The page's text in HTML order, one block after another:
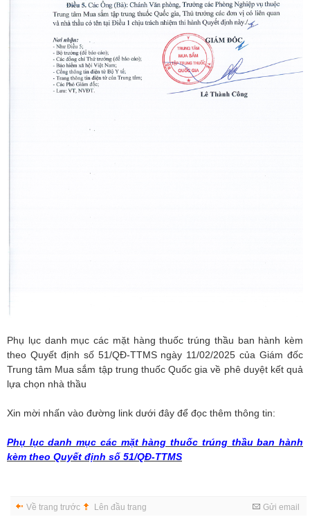
Phụ lục danh mục các mặt hàng thuốc trúng thầu ban hành kèm
theo Quyết định số 51/QĐ-TTMS ngày 11/02/2025 của Giám đốc
Trung tâm Mua sắm tập trung thuốc Quốc gia về phê duyệt kết quả
lựa chọn nhà thầu
Xin mời nhấn vào đường link dưới đây để đọc thêm thông tin:
Phụ lục danh mục các mặt hàng thuốc trúng thầu ban hành
kèm theo Quyết định số 51/QĐ-TTMS
Về trang trước Lên đầu trang Gửi email